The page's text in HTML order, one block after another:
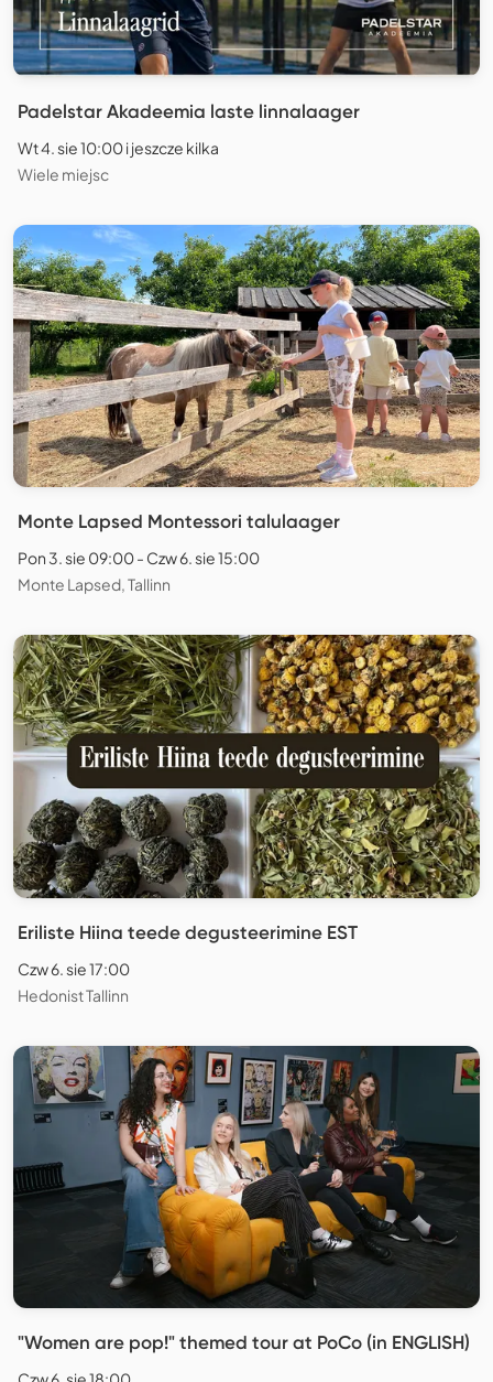
Padelstar Akadeemia laste linnalaager
Wt 4. sie 10:00 i jeszcze kilka
Wiele miejsc
Monte Lapsed Montessori talulaager
Pon 3. sie 09:00 - Czw 6. sie 15:00
Monte Lapsed, Tallinn
Eriliste Hiina teede degusteerimine EST
Czw 6. sie 17:00
Hedonist Tallinn
"Women are pop!" themed tour at PoCo (in ENGLISH)